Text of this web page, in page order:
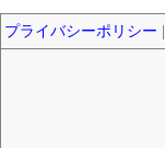
プライバシーポリシー